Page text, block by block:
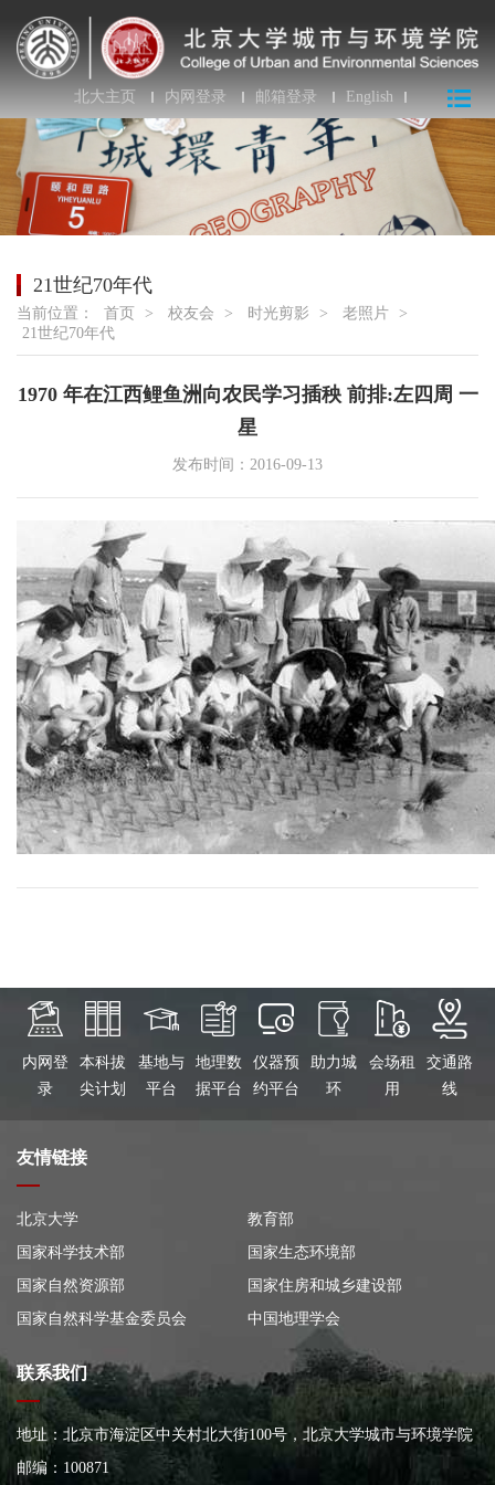
北大主页 内网登录 邮箱登录 English
21世纪70年代
当前位置： 首页 > 校友会 > 时光剪影 > 老照片
>
21世纪70年代
1970 年在江西鲤鱼洲向农民学习插秧 前排:左四周 一
星
发布时间：2016-09-13
内网登
录
本科拔
尖计划
基地与
平台
地理数
据平台
仪器预
约平台
助力城
环
会场租
用
交通路
线
友情链接
北京大学
教育部
国家科学技术部
国家生态环境部
国家自然资源部
国家住房和城乡建设部
国家自然科学基金委员会
中国地理学会
联系我们
地址：北京市海淀区中关村北大街100号，北京大学城市与环境学院
大楼
邮编：100871